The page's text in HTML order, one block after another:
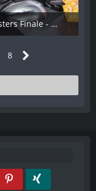
2007-05-04 - Boerde LAN 15 - EA Masters Finale - 030
8